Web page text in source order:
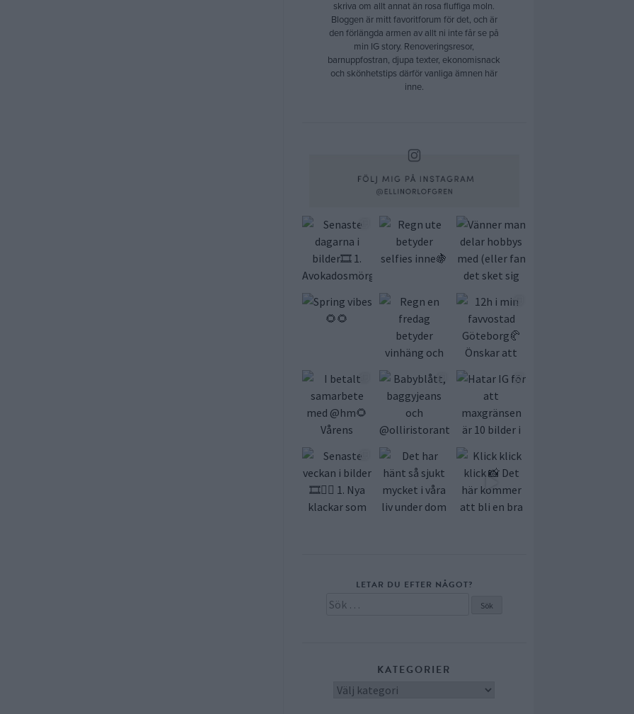
skriva om allt annat än rosa fluffiga moln.
Bloggen är mitt favoritforum för det, och är
den förlängda armen av allt ni inte får se på
min IG story. Renoveringsresor,
barnuppfostran, djupa texter, ekonomisnack
och skönhetstips därför vanliga ämnen här
inne.
LETAR DU EFTER NÅGOT?
Sök
KATEGORIER
Kategorier